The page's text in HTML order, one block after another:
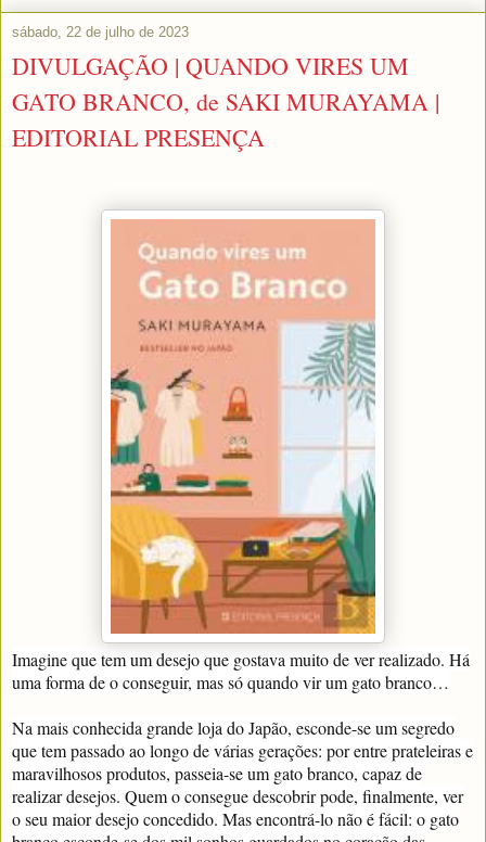
sábado, 22 de julho de 2023
DIVULGAÇÃO | QUANDO VIRES UM
GATO BRANCO, de SAKI MURAYAMA |
EDITORIAL PRESENÇA
Imagine que tem um desejo que gostava muito de ver realizado. Há
uma forma de o conseguir, mas só quando vir um gato branco…
Na mais conhecida grande loja do Japão, esconde-se um segredo
que tem passado ao longo de várias gerações: por entre prateleiras e
maravilhosos produtos, passeia-se um gato branco, capaz de
realizar desejos. Quem o consegue descobrir pode, finalmente, ver
o seu maior desejo concedido. Mas encontrá-lo não é fácil: o gato